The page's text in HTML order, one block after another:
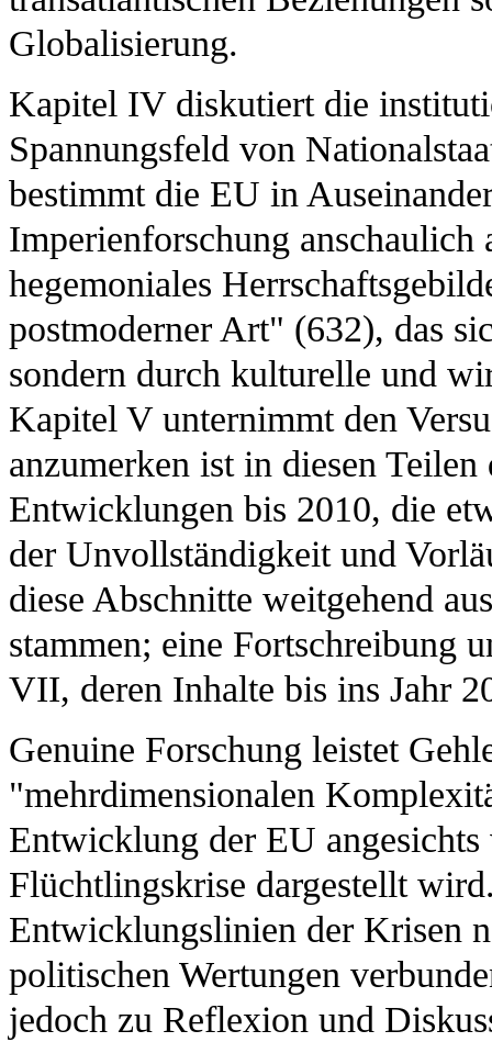
Globalisierung.
Kapitel IV diskutiert die
Spannungsfeld von
bestimmt die EU in
Imperienforschung
hegemoniales
postmoderner Art" (632), das
sondern durch kulturelle und
Kapitel V unternimmt den
anzumerken ist in diesen
Entwicklungen bis 2010, die
der Unvollständigkeit und
diese Abschnitte weitgehend
stammen; eine Fortschreibung
VII, deren Inhalte bis ins Jahr
Genuine Forschung leistet
"mehrdimensionalen
Entwicklung der EU
Flüchtlingskrise dargestellt
Entwicklungslinien der Krisen
politischen Wertungen
jedoch zu Reflexion und